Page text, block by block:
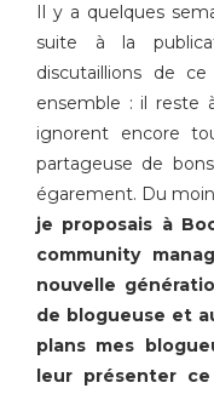
Il y a quelques
suite à la
discutaillions de
ensemble : il reste
ignorent encore
partageuse de
égarement. Du
je proposais à
community
nouvelle
de blogueuse et
plans mes
leur présenter